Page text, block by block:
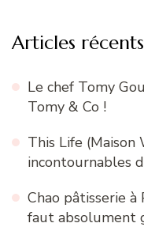
Articles récents
Le chef Tomy
Tomy & Co !
This Life (Maison
incontournables
Chao pâtisserie à
faut absolument